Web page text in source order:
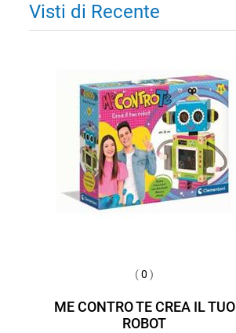
Visti di Recente
(0 )
ME CONTRO TE CREA IL TUO
ROBOT